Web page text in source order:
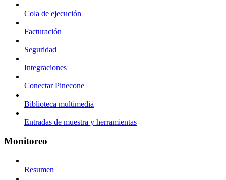
Cola de ejecución
Facturación
Seguridad
Integraciones
Conectar Pinecone
Biblioteca multimedia
Entradas de muestra y herramientas
Monitoreo
Resumen